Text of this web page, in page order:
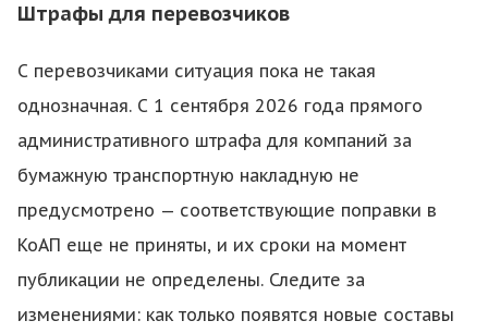
Штрафы для перевозчиков
С перевозчиками ситуация пока не такая
однозначная. С 1 сентября 2026 года прямого
административного штрафа для компаний за
бумажную транспортную накладную не
предусмотрено — соответствующие поправки в
КоАП еще не приняты, и их сроки на момент
публикации не определены. Следите за
изменениями: как только появятся новые составы